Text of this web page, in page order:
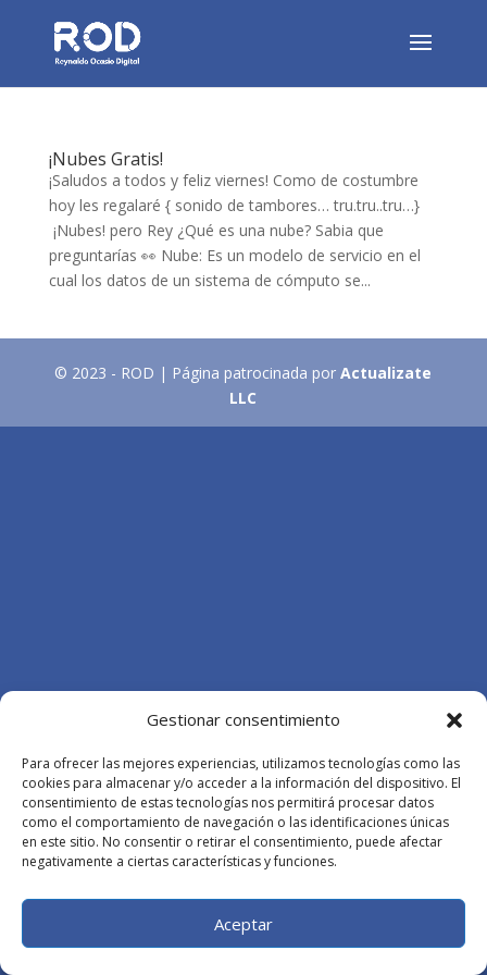
Gestionar consentimiento
Para ofrecer las mejores experiencias, utilizamos tecnologías como las
cookies para almacenar y/o acceder a la información del dispositivo. El
consentimiento de estas tecnologías nos permitirá procesar datos
como el comportamiento de navegación o las identificaciones únicas
en este sitio. No consentir o retirar el consentimiento, puede afectar
negativamente a ciertas características y funciones.
Aceptar
¡Nubes Gratis!
¡Saludos a todos y feliz viernes! Como de costumbre
hoy les regalaré { sonido de tambores… tru.tru..tru…}
¡Nubes! pero Rey ¿Qué es una nube? Sabia que
preguntarías 👀 Nube: Es un modelo de servicio en el
cual los datos de un sistema de cómputo se...
© 2023 - ROD | Página patrocinada porActualizate
LLC